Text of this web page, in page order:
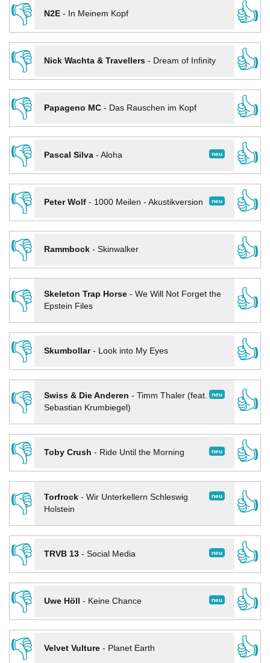
👎
N2E- In Meinem Kopf
👍
👎
Nick Wachta & Travellers- Dream of Infinity
👍
👎
Papageno MC- Das Rauschen im Kopf
👍
👎
neu
Pascal Silva- Aloha
👍
👎
neu
Peter Wolf- 1000 Meilen - Akustikversion
👍
👎
Rammbock- Skinwalker
👍
👎
Skeleton Trap Horse- We Will Not Forget the
Epstein Files
👍
👎
Skumbollar- Look into My Eyes
👍
👎
neu
Swiss & Die Anderen - Timm Thaler (feat.
Sebastian Krumbiegel)
👍
👎
neu
Toby Crush - Ride Until the Morning
👍
👎
neu
Torfrock- Wir Unterkellern Schleswig
Holstein
👍
👎
neu
TRVB 13- Social Media
👍
👎
neu
Uwe Höll - Keine Chance
👍
👎
Velvet Vulture- Planet Earth
👍